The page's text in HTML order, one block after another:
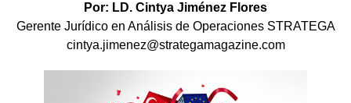
Por: LD. Cintya Jiménez Flores
Gerente Jurídico en Análisis de Operaciones STRATEGA
cintya.jimenez@strategamagazine.com